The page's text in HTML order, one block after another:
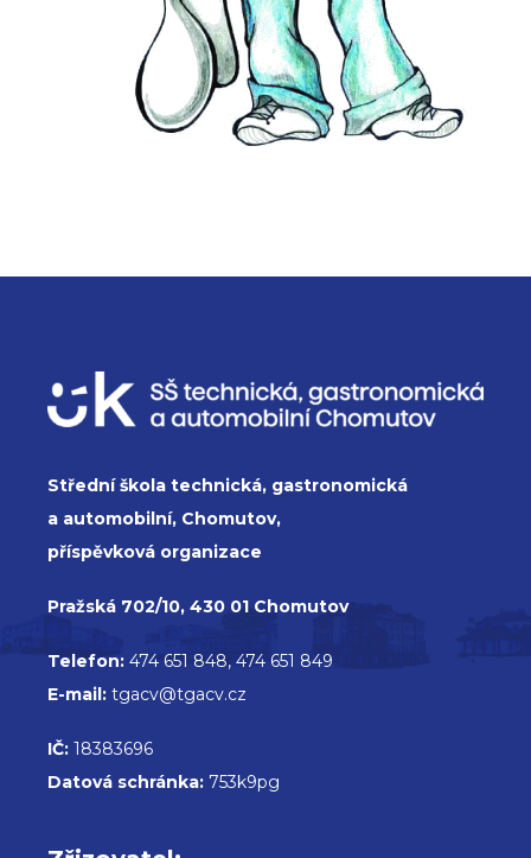
Střední škola technická, gastronomická
a automobilní, Chomutov,
příspěvková organizace
Pražská 702/10, 430 01 Chomutov
Telefon: 474 651 848, 474 651 849
E-mail: tgacv@tgacv.cz
IČ: 18383696
Datová schránka: 753k9pg